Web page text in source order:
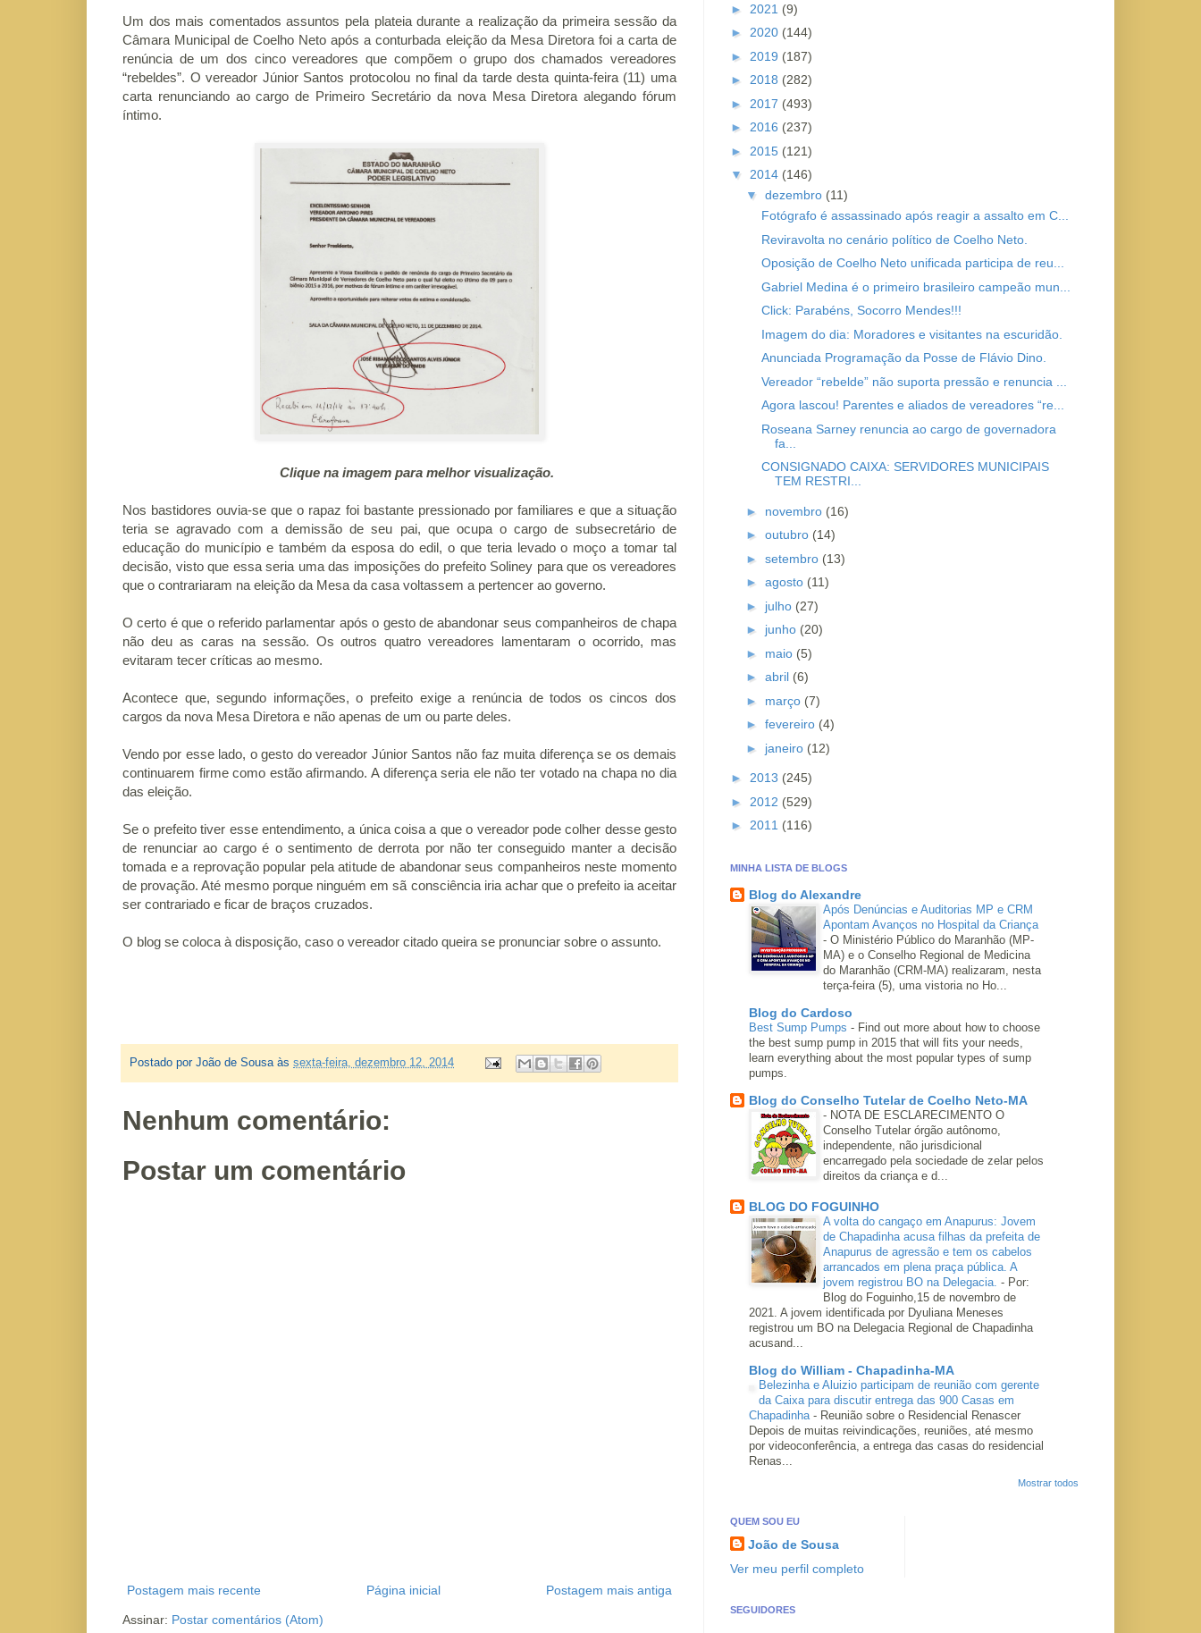
Um dos mais comentados assuntos pela plateia durante a realização da primeira sessão da
Câmara Municipal de Coelho Neto após a conturbada eleição da Mesa Diretora foi a carta de
renúncia de um dos cinco vereadores que compõem o grupo dos chamados vereadores
“rebeldes”. O vereador Júnior Santos protocolou no final da tarde desta quinta-feira (11) uma
carta renunciando ao cargo de Primeiro Secretário da nova Mesa Diretora alegando fórum
íntimo.
Clique na imagem para melhor visualização.
Nos bastidores ouvia-se que o rapaz foi bastante pressionado por familiares e que a situação
teria se agravado com a demissão de seu pai, que ocupa o cargo de subsecretário de
educação do município e também da esposa do edil, o que teria levado o moço a tomar tal
decisão, visto que essa seria uma das imposições do prefeito Soliney para que os vereadores
que o contrariaram na eleição da Mesa da casa voltassem a pertencer ao governo.
O certo é que o referido parlamentar após o gesto de abandonar seus companheiros de chapa
não deu as caras na sessão. Os outros quatro vereadores lamentaram o ocorrido, mas
evitaram tecer críticas ao mesmo.
Acontece que, segundo informações, o prefeito exige a renúncia de todos os cincos dos
cargos da nova Mesa Diretora e não apenas de um ou parte deles.
Vendo por esse lado, o gesto do vereador Júnior Santos não faz muita diferença se os demais
continuarem firme como estão afirmando. A diferença seria ele não ter votado na chapa no dia
das eleição.
Se o prefeito tiver esse entendimento, a única coisa a que o vereador pode colher desse gesto
de renunciar ao cargo é o sentimento de derrota por não ter conseguido manter a decisão
tomada e a reprovação popular pela atitude de abandonar seus companheiros neste momento
de provação. Até mesmo porque ninguém em sã consciência iria achar que o prefeito ia aceitar
ser contrariado e ficar de braços cruzados.
O blog se coloca à disposição, caso o vereador citado queira se pronunciar sobre o assunto.
Postado por João de Sousa às sexta-feira, dezembro 12, 2014
Nenhum comentário:
Postar um comentário
Postagem mais recente Postagem mais antiga
Página inicial
Assinar: Postar comentários (Atom)
► 2021 (9)
► 2020 (144)
► 2019 (187)
► 2018 (282)
► 2017 (493)
► 2016 (237)
► 2015 (121)
▼ 2014 (146)
▼ dezembro (11)
Fotógrafo é assassinado após reagir a assalto em C...
Reviravolta no cenário político de Coelho Neto.
Oposição de Coelho Neto unificada participa de reu...
Gabriel Medina é o primeiro brasileiro campeão mun...
Click: Parabéns, Socorro Mendes!!!
Imagem do dia: Moradores e visitantes na escuridão.
Anunciada Programação da Posse de Flávio Dino.
Vereador “rebelde” não suporta pressão e renuncia ...
Agora lascou! Parentes e aliados de vereadores “re...
Roseana Sarney renuncia ao cargo de governadora
fa...
CONSIGNADO CAIXA: SERVIDORES MUNICIPAIS
TEM RESTRI...
► novembro (16)
► outubro (14)
► setembro (13)
► agosto (11)
► julho (27)
► junho (20)
► maio (5)
► abril (6)
► março (7)
► fevereiro (4)
► janeiro (12)
► 2013 (245)
► 2012 (529)
► 2011 (116)
MINHA LISTA DE BLOGS
Blog do Alexandre
Após Denúncias e Auditorias MP e CRM
Apontam Avanços no Hospital da Criança
- O Ministério Público do Maranhão (MP-
MA) e o Conselho Regional de Medicina
do Maranhão (CRM-MA) realizaram, nesta
terça-feira (5), uma vistoria no Ho...
Blog do Cardoso
Best Sump Pumps - Find out more about how to choose
the best sump pump in 2015 that will fits your needs,
learn everything about the most popular types of sump
pumps.
Blog do Conselho Tutelar de Coelho Neto-MA
- NOTA DE ESCLARECIMENTO O
Conselho Tutelar órgão autônomo,
independente, não jurisdicional
encarregado pela sociedade de zelar pelos
direitos da criança e d...
BLOG DO FOGUINHO
A volta do cangaço em Anapurus: Jovem
de Chapadinha acusa filhas da prefeita de
Anapurus de agressão e tem os cabelos
arrancados em plena praça pública. A
jovem registrou BO na Delegacia. - Por:
Blog do Foguinho,15 de novembro de
2021. A jovem identificada por Dyuliana Meneses
registrou um BO na Delegacia Regional de Chapadinha
acusand...
Blog do William - Chapadinha-MA
Belezinha e Aluizio participam de reunião com gerente
da Caixa para discutir entrega das 900 Casas em
Chapadinha - Reunião sobre o Residencial Renascer
Depois de muitas reivindicações, reuniões, até mesmo
por videoconferência, a entrega das casas do residencial
Renas...
Mostrar todos
QUEM SOU EU
João de Sousa
Ver meu perfil completo
SEGUIDORES